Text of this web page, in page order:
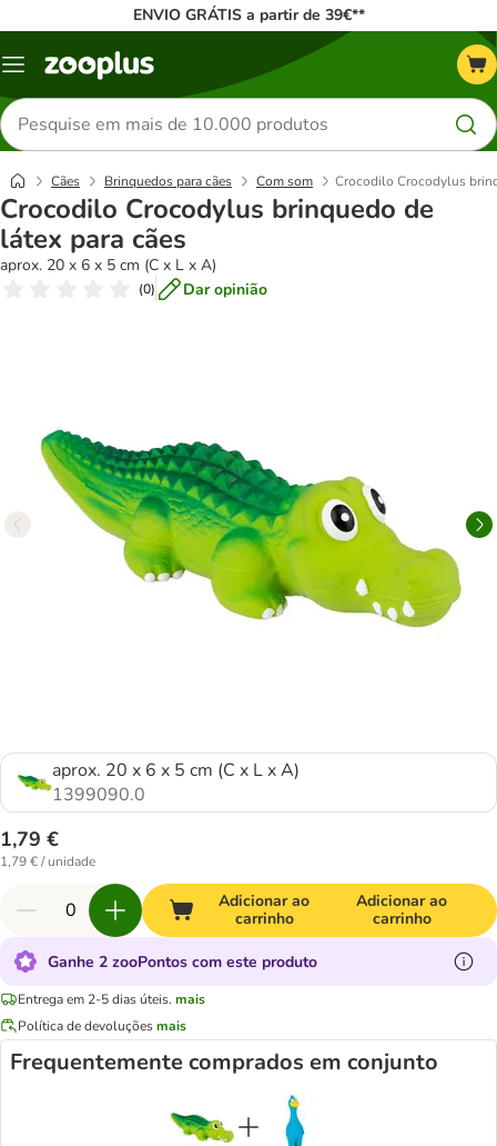
ENVIO GRÁTIS a partir de 39€**
Menu
Pesquisar
produtos
Cães Brinquedos para cães Com som Crocodilo Crocodylus
Crocodilo Crocodylus brinquedo de
látex para cães
aprox. 20 x 6 x 5 cm (C x L x A)
(0) Dar opinião
aprox. 20 x 6 x 5 cm (C x L x A)
1399090.0
1,79 €
1,79 € / unidade
Adicionar ao
carrinho
Adicionar ao
carrinho
Ganhe 2 zooPontos com este produto
Entrega em 2-5 dias úteis. mais
Política de devoluçõesmais
Frequentemente comprados em conjunto